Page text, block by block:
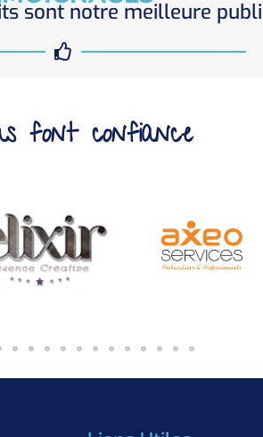
sont notre meilleure
font confiance